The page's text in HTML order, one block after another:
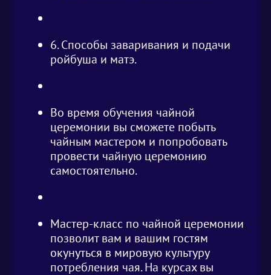
6. Способы заваривания и подачи
ройбуша и матэ.
Во время обучения чайной
церемонии вы сможете побыть
чайным мастером и попробовать
провести чайную церемонию
самостоятельно.
Мастер-класс по чайной церемонии
позволит вам и вашим гостям
окунуться в мировую культуру
потребления чая. На курсах вы